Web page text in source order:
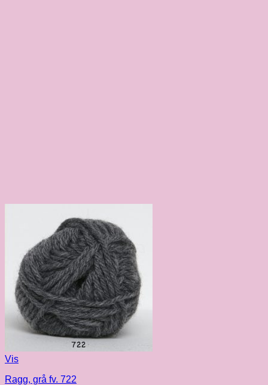
Vis
Ragg, grå fv. 722